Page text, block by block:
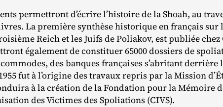
permettront d’écrire l’histoire de la Shoah, au
La première synthèse historique en français sur
Reich et les Juifs de Poliakov, est publiée chez
également de constituer 65000 dossiers de
des banques françaises s’abritant derrière
fut à l’origine des travaux repris par la Mission
à la création de la Fondation pour la Mémoire
des Victimes des Spoliations (CIVS).